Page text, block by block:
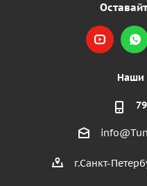
Наши
г.Санкт-